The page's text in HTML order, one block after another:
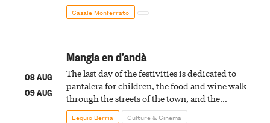
Casale Monferrato
08 AUG
09 AUG
Mangia en d’andà
The last day of the festivities is dedicated to
pantalera for children, the food and wine walk
through the streets of the town, and the
fireworks finale
Lequio Berria Culture & Cinema